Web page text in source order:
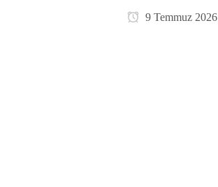
9 Temmuz 2026